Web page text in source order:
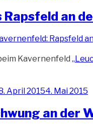
Rapsfeld an
Kavernenfeld
April 20154. Mai 2015
an der